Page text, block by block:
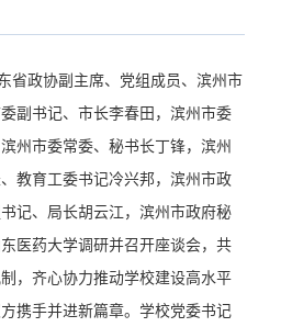
省政协副主席、党组成员、滨州市
副书记、市长李春田，滨州市委
州市委常委、秘书长丁锋，滨州
教育工委书记冷兴邦，滨州市政
记、局长胡云江，滨州市政府秘
医药大学调研并召开座谈会，共
，齐心协力推动学校建设高水平
携手并进新篇章。学校党委书记